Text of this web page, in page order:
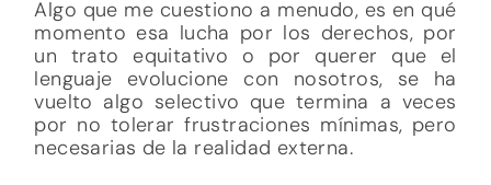
Algo que me cuestiono a menudo, es en qué
momento esa lucha por los derechos, por
un trato equitativo o por querer que el
lenguaje evolucione con nosotros, se ha
vuelto algo selectivo que termina a veces
por no tolerar frustraciones mínimas, pero
necesarias de la realidad externa.